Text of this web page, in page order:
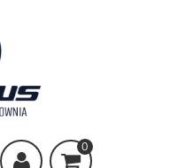
0